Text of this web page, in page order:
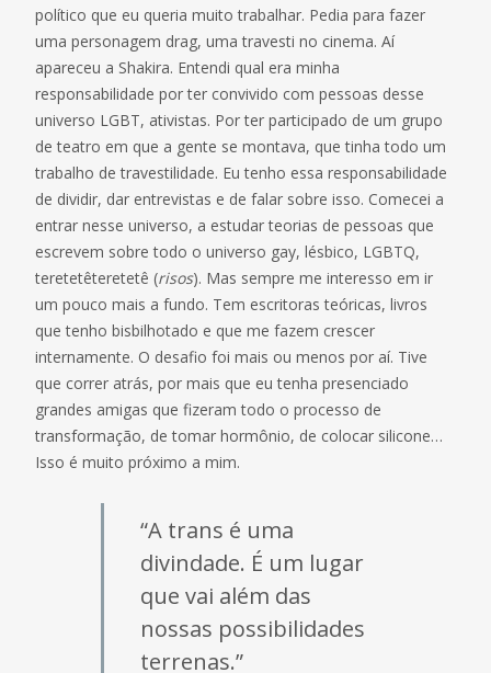
político que eu queria muito trabalhar. Pedia para fazer
uma personagem drag, uma travesti no cinema. Aí
apareceu a Shakira. Entendi qual era minha
responsabilidade por ter convivido com pessoas desse
universo LGBT, ativistas. Por ter participado de um grupo
de teatro em que a gente se montava, que tinha todo um
trabalho de travestilidade. Eu tenho essa responsabilidade
de dividir, dar entrevistas e de falar sobre isso. Comecei a
entrar nesse universo, a estudar teorias de pessoas que
escrevem sobre todo o universo gay, lésbico, LGBTQ,
teretetêteretetê (risos). Mas sempre me interesso em ir
um pouco mais a fundo. Tem escritoras teóricas, livros
que tenho bisbilhotado e que me fazem crescer
internamente. O desafio foi mais ou menos por aí. Tive
que correr atrás, por mais que eu tenha presenciado
grandes amigas que fizeram todo o processo de
transformação, de tomar hormônio, de colocar silicone…
Isso é muito próximo a mim.
“A trans é uma
divindade. É um lugar
que vai além das
nossas possibilidades
terrenas.”